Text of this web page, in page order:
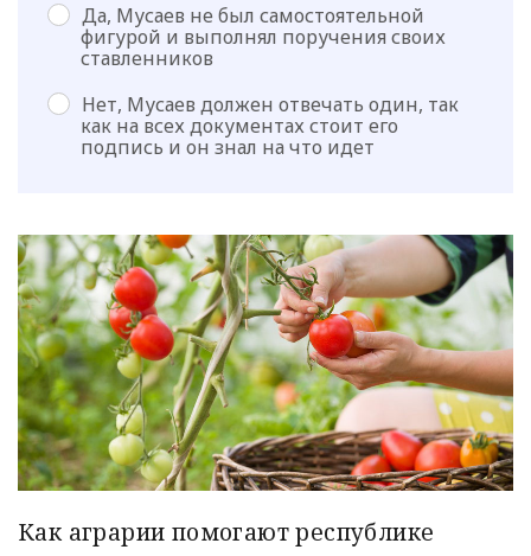
Как аграрии помогают республике
Да, Мусаев не был самостоятельной
фигурой и выполнял поручения своих
ставленников
Нет, Мусаев должен отвечать один, так
как на всех документах стоит его
подпись и он знал на что идет